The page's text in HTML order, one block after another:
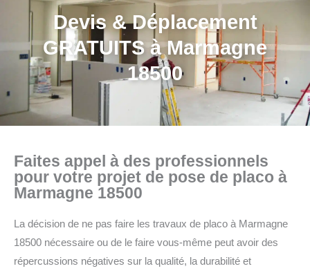
Devis & Déplacement
GRATUITS à Marmagne
18500
Faites appel à des professionnels
pour votre projet de pose de placo à
Marmagne 18500
La décision de ne pas faire les travaux de placo à Marmagne
18500 nécessaire ou de le faire vous-même peut avoir des
répercussions négatives sur la qualité, la durabilité et